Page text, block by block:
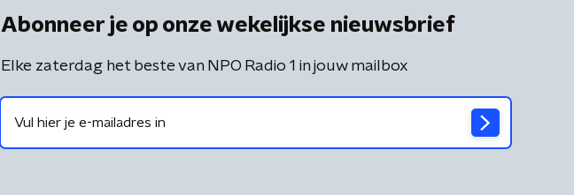
Abonneer je op onze wekelijkse nieuwsbrief
Elke zaterdag het beste van NPO Radio 1 in jouw mailbox